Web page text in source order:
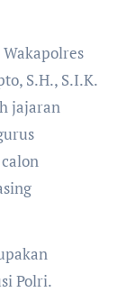
S.H., S.I.K.
jajaran
Polri.